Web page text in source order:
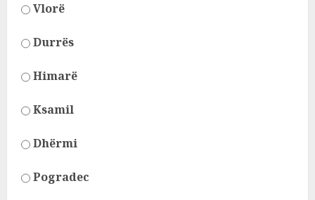
Vlorë
Durrës
Himarë
Ksamil
Dhërmi
Pogradec